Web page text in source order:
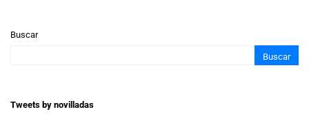
Buscar
Buscar
Tweets by novilladas